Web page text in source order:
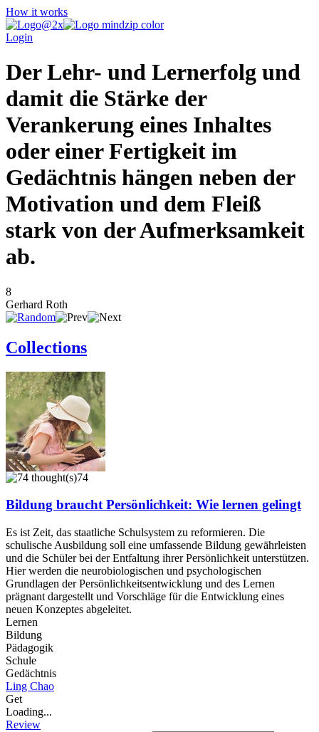
How it works
Login
Der Lehr- und Lernerfolg und
damit die Stärke der
Verankerung eines Inhaltes
oder einer Fertigkeit im
Gedächtnis hängen neben der
Motivation und dem Fleiß
stark von der Aufmerksamkeit
ab.
8
Gerhard Roth
Collections
74
Bildung braucht Persönlichkeit: Wie lernen gelingt
Es ist Zeit, das staatliche Schulsystem zu reformieren. Die
schulische Ausbildung soll eine umfassende Bildung gewährleisten
und die Schüler bei der Entfaltung ihrer Persönlichkeit unterstützen.
Hier werden die neurobiologischen und psychologischen
Grundlagen der Persönlichkeitsentwicklung und des Lernen
prägnant dargestellt und Vorschläge für die Entwicklung eines
neuen Konzeptes abgeleitet.
Lernen
Bildung
Pädagogik
Schule
Gedächtnis
Ling Chao
Get
Loading...
Review